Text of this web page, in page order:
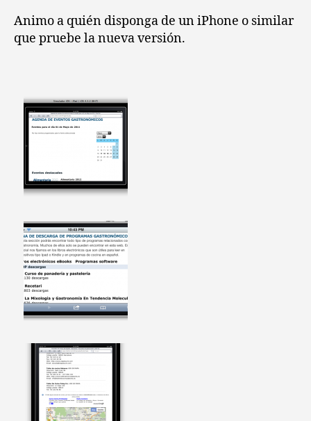
Animo a quién disponga de un iPhone o similar
que pruebe la nueva versión.